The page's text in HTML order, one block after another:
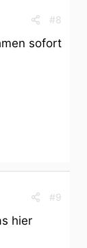
#8
sofort
#9
hier